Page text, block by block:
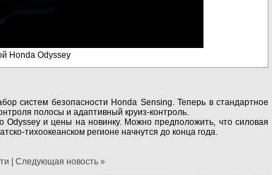
Honda Odyssey
систем безопасности Honda Sensing. Теперь в стандартное
полосы и адаптивный круиз-контроль.
Odyssey и цены на новинку. Можно предположить, что силовая
тихоокеанском регионе начнутся до конца года.
| Следующая новость »